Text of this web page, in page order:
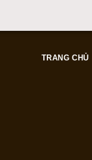
TRANG CHỦ